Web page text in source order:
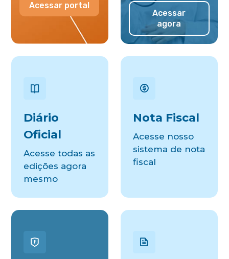
Acessar portal
Acessar
agora
Diário
Oficial
Acesse todas as
edições agora
mesmo
Nota Fiscal
Acesse nosso
sistema de nota
fiscal